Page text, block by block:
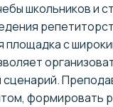
школьников и
площадка с
формировать